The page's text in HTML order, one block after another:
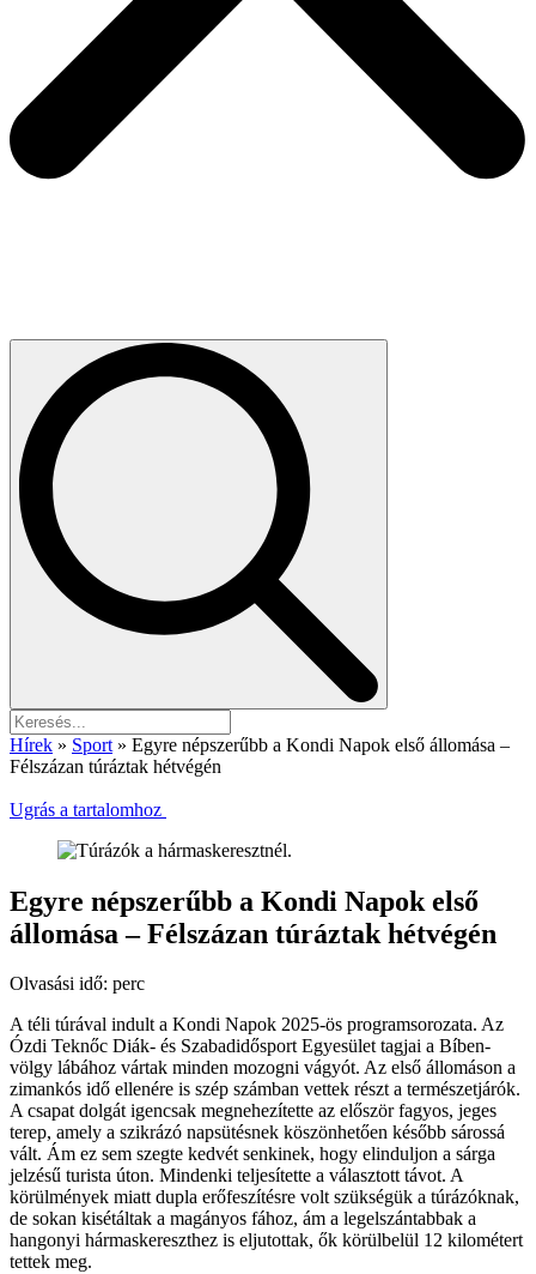
Hírek » Sport » Egyre népszerűbb a Kondi Napok első állomása –
Félszázan túráztak hétvégén
Ugrás a tartalomhoz
Egyre népszerűbb a Kondi Napok első
állomása – Félszázan túráztak hétvégén
Olvasási idő: perc
A téli túrával indult a Kondi Napok 2025-ös programsorozata. Az
Ózdi Teknőc Diák- és Szabadidősport Egyesület tagjai a Bíben-
völgy lábához vártak minden mozogni vágyót. Az első állomáson a
zimankós idő ellenére is szép számban vettek részt a természetjárók.
A csapat dolgát igencsak megnehezítette az először fagyos, jeges
terep, amely a szikrázó napsütésnek köszönhetően később sárossá
vált. Ám ez sem szegte kedvét senkinek, hogy elinduljon a sárga
jelzésű turista úton. Mindenki teljesítette a választott távot. A
körülmények miatt dupla erőfeszítésre volt szükségük a túrázóknak,
de sokan kisétáltak a magányos fához, ám a legelszántabbak a
hangonyi hármaskereszthez is eljutottak, ők körülbelül 12 kilométert
tettek meg.